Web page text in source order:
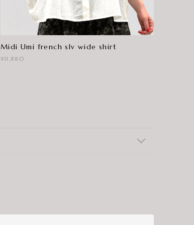
Midi Umi french slv wide shirt
¥11,880